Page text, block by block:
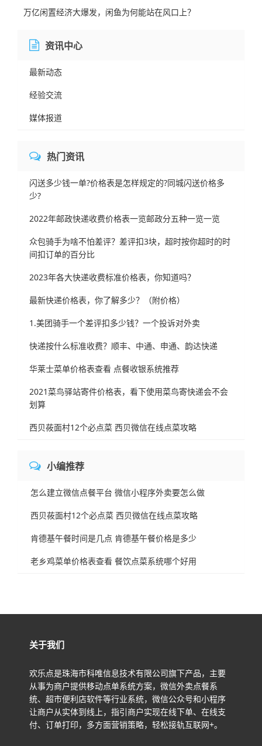
万亿闲置经济大爆发，闲鱼为何能站在风口上？
资讯中心
最新动态
经验交流
媒体报道
热门资讯
闪送多少钱一单?价格表是怎样规定的?同城闪送价格多
少?
2022年邮政快递收费价格表一览邮政分五种一览一览
众包骑手为啥不怕差评？差评扣3块，超时按你超时的时
间扣订单的百分比
2023年各大快递收费标准价格表，你知道吗？
最新快递价格表，你了解多少？（附价格）
1.美团骑手一个差评扣多少钱？一个投诉对外卖
快递按什么标准收费？顺丰、中通、申通、韵达快递
华莱士菜单价格表查看 点餐收银系统推荐
2021菜鸟驿站寄件价格表，看下使用菜鸟寄快递会不会
划算
西贝莜面村12个必点菜 西贝微信在线点菜攻略
小编推荐
怎么建立微信点餐平台 微信小程序外卖要怎么做
西贝莜面村12个必点菜 西贝微信在线点菜攻略
肯德基午餐时间是几点 肯德基午餐价格是多少
老乡鸡菜单价格表查看 餐饮点菜系统哪个好用
关于我们
欢乐点是珠海市科唯信息技术有限公司旗下产品，主要
从事为商户提供移动点单系统方案，微信外卖点餐系
统、超市便利店软件等行业系统，微信公众号和小程序
让商户从实体到线上，指引商户实现在线下单、在线支
付、订单打印，多方面营销策略，轻松接轨互联网+。